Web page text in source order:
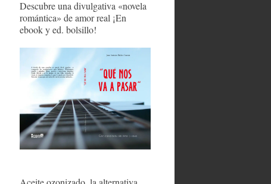
Descubre una divulgativa «novela
romántica» de amor real ¡En
ebook y ed. bolsillo!